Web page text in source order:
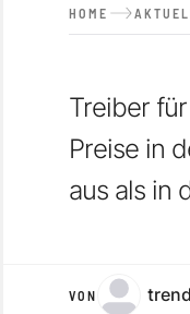
HOME
Treiber
Preise in
aus als in
VON